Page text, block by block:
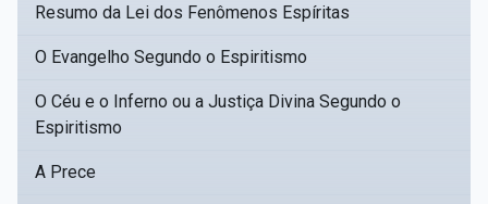
Resumo da Lei dos Fenômenos Espíritas
O Evangelho Segundo o Espiritismo
O Céu e o Inferno ou a Justiça Divina Segundo o
Espiritismo
A Prece